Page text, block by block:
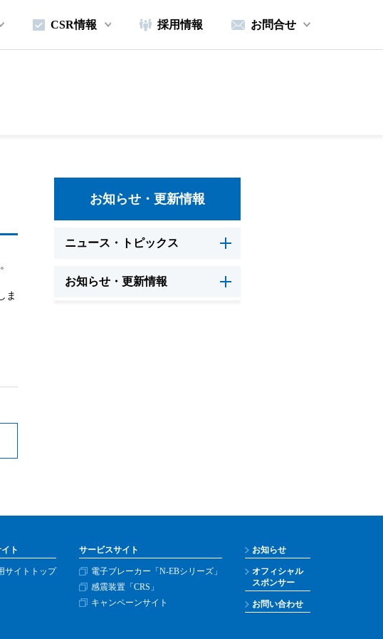
CSR情報 採用情報 お問合せ
ま
お知らせ・更新情報
ニュース・トピックス
お知らせ・更新情報
ト
サイトトップ
サービスサイト
電子ブレーカー「N-EBシリーズ」
感震装置「CRS」
キャンペーンサイト
お知らせ
オフィシャル
スポンサー
お問い合わせ